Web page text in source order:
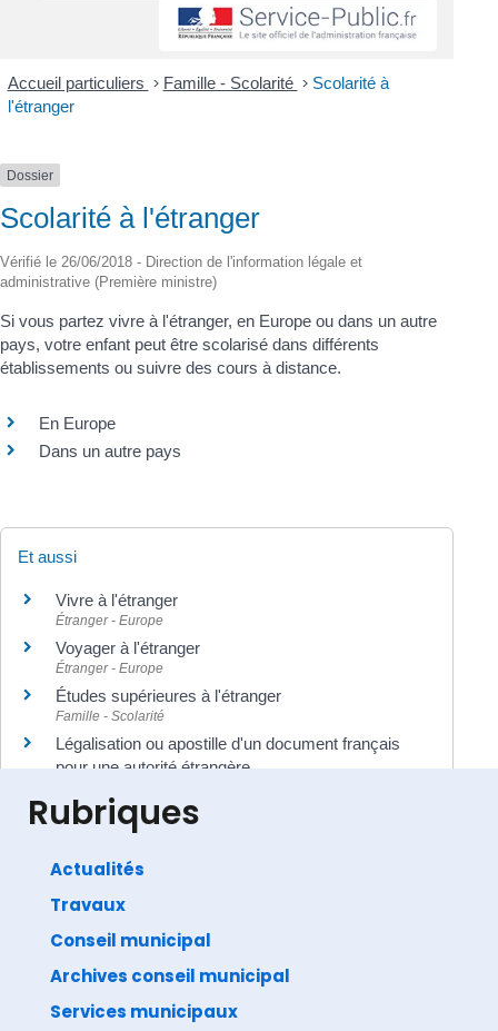
Accueil particuliers > Famille - Scolarité > Scolarité à
l'étranger
Dossier
Scolarité à l'étranger
Vérifié le 26/06/2018 - Direction de l'information légale et
administrative (Première ministre)
Si vous partez vivre à l'étranger, en Europe ou dans un autre
pays, votre enfant peut être scolarisé dans différents
établissements ou suivre des cours à distance.
En Europe
Dans un autre pays
Et aussi
Vivre à l'étranger
Étranger - Europe
Voyager à l'étranger
Étranger - Europe
Études supérieures à l'étranger
Famille - Scolarité
Légalisation ou apostille d'un document français
pour une autorité étrangère
Direction de l'information légale et administrative
Rubriques
Actualités
Travaux
Conseil municipal
Archives conseil municipal
Services municipaux